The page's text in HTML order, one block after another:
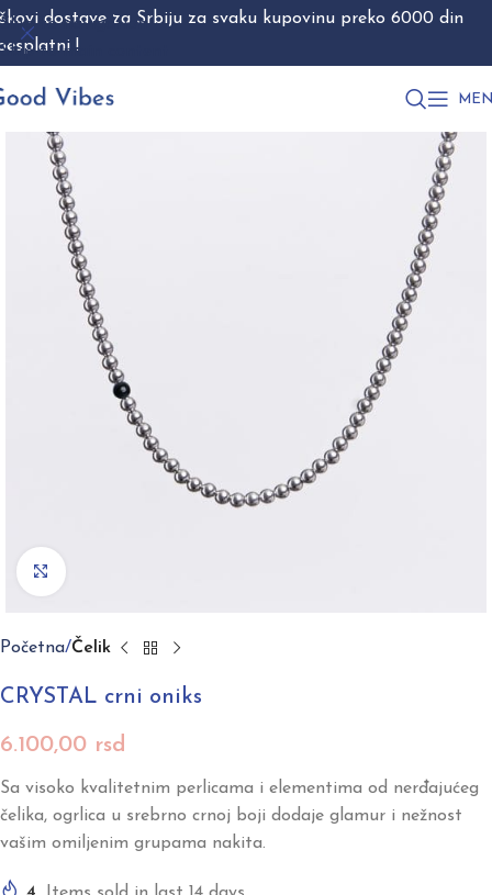
Skip to navigation
Skip to main content
Početna Čelik
CRYSTAL crni oniks
6.100,00 rsd
Sa visoko kvalitetnim perlicama i elementima od nerđajućeg
čelika, ogrlica u srebrno crnoj boji dodaje glamur i nežnost
vašim omiljenim grupama nakita.
dostave za Srbiju za svaku kupovinu preko 6000 din
!